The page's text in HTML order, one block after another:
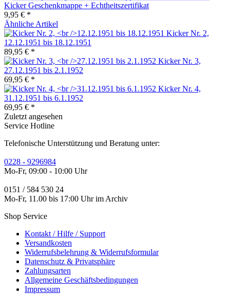
Kicker Geschenkmappe + Echtheitszertifikat
9,95 € *
Ähnliche Artikel
Kicker Nr. 2,
12.12.1951 bis 18.12.1951
89,95 € *
Kicker Nr. 3,
27.12.1951 bis 2.1.1952
69,95 € *
Kicker Nr. 4,
31.12.1951 bis 6.1.1952
69,95 € *
Zuletzt angesehen
Service Hotline
Telefonische Unterstützung und Beratung unter:
0228 - 9296984
Mo-Fr, 09:00 - 10:00 Uhr
0151 / 584 530 24
Mo-Fr, 11.00 bis 17:00 Uhr im Archiv
Shop Service
Kontakt / Hilfe / Support
Versandkosten
Widerrufsbelehrung & Widerrufsformular
Datenschutz & Privatsphäre
Zahlungsarten
Allgemeine Geschäftsbedingungen
Impressum